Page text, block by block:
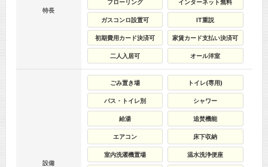
特長
フローリング インターネット無料
ガスコンロ設置可 IT重説
初期費用カード決済可 家賃カード支払い決済可
二人入居可 オール洋室
設備
ごみ置き場 トイレ(専用)
バス・トイレ別 シャワー
給湯 追焚機能
エアコン 床下収納
室内洗濯機置場 温水洗浄便座